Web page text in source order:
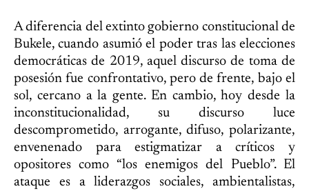
A diferencia del extinto gobierno constitucional de
Bukele, cuando asumió el poder tras las elecciones
democráticas de 2019, aquel discurso de toma de
posesión fue confrontativo, pero de frente, bajo el
sol, cercano a la gente. En cambio, hoy desde la
inconstitucionalidad, su discurso luce
descomprometido, arrogante, difuso, polarizante,
envenenado para estigmatizar a críticos y
opositores como “los enemigos del Pueblo”. El
ataque es a liderazgos sociales, ambientalistas,